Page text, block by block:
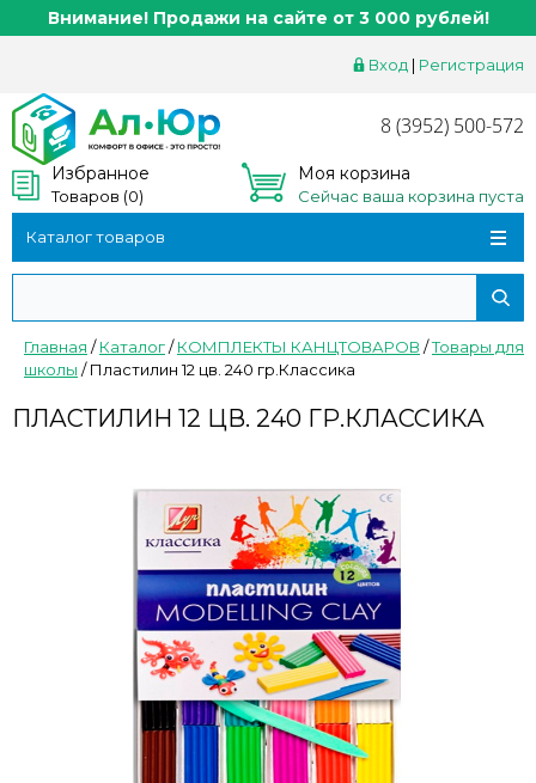
Внимание! Продажи на сайте от 3 000 рублей!
Вход | Регистрация
8 (3952) 500-572
Избранное
Товаров (0)
Моя корзина
Сейчас ваша корзина пуста
Каталог товаров
Главная /Каталог/КОМПЛЕКТЫ КАНЦТОВАРОВ /Товары для
школы /Пластилин 12 цв. 240 гр.Классика
ПЛАСТИЛИН 12 ЦВ. 240 ГР.КЛАССИКА